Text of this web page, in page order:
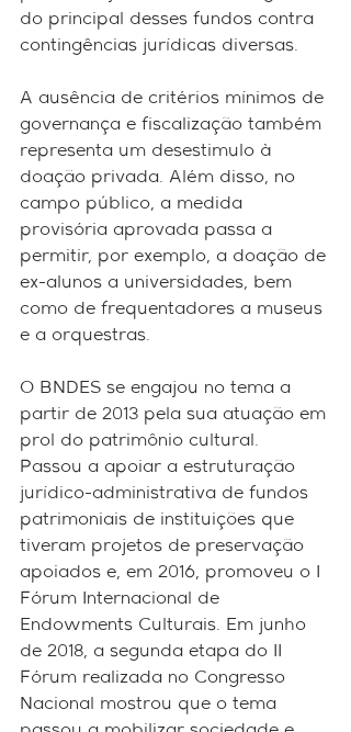
do principal desses fundos contra
contingências jurídicas diversas.
A ausência de critérios mínimos de
governança e fiscalização também
representa um desestimulo à
doação privada. Além disso, no
campo público, a medida
provisória aprovada passa a
permitir, por exemplo, a doação de
ex-alunos a universidades, bem
como de frequentadores a museus
e a orquestras.
O BNDES se engajou no tema a
partir de 2013 pela sua atuação em
prol do patrimônio cultural.
Passou a apoiar a estruturação
jurídico-administrativa de fundos
patrimoniais de instituições que
tiveram projetos de preservação
apoiados e, em 2016, promoveu o I
Fórum Internacional de
Endowments Culturais. Em junho
de 2018, a segunda etapa do II
Fórum realizada no Congresso
Nacional mostrou que o tema